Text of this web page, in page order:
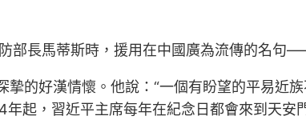
長馬蒂斯時，援用在中國廣為流傳的名句
的好漢情懷。他說：“一個有盼望的平易近
起，習近平主席每年在紀念日都會來到天安